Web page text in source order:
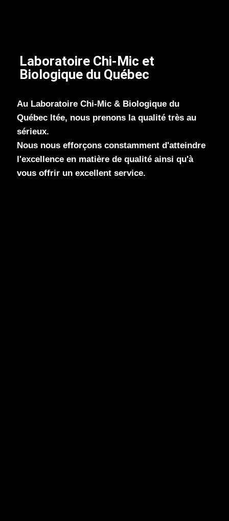
Laboratoire Chi-Mic et
Biologique du Québec
Au Laboratoire Chi-Mic & Biologique du
Québec ltée, nous prenons la qualité très au
sérieux.
Nous nous efforçons constamment d'atteindre
l'excellence en matière de qualité ainsi qu'à
vous offrir un excellent service.